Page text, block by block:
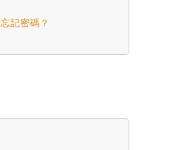
忘記密碼？